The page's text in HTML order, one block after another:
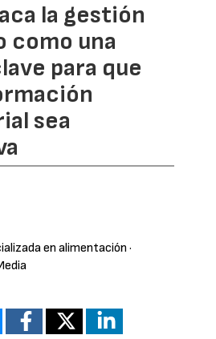
la gestión
como una
para que
sea
en alimentación ·